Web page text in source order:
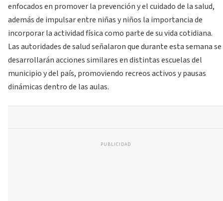
enfocados en promover la prevención y el cuidado de la salud,
además de impulsar entre niñas y niños la importancia de
incorporar la actividad física como parte de su vida cotidiana.
Las autoridades de salud señalaron que durante esta semana se
desarrollarán acciones similares en distintas escuelas del
municipio y del país, promoviendo recreos activos y pausas
dinámicas dentro de las aulas.
PUBLICIDAD